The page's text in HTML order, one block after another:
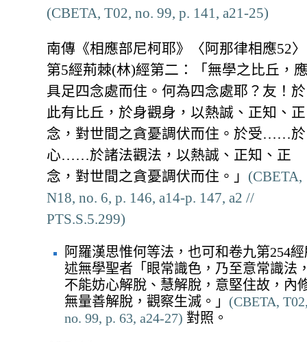
(CBETA, T02, no. 99, p. 141, a21-25)
南傳《相應部尼柯耶》〈阿那律相應52〉
第5經荊棘(林)經第二：「無學之比丘，
具足四念處而住。何為四念處耶？友！於
此有比丘，於身觀身，以熱誠、正知、正
念，對世間之貪憂調伏而住。於受……於
心……於諸法觀法，以熱誠、正知、正
念，對世間之貪憂調伏而住。」 (CBETA,
N18, no. 6, p. 146, a14-p. 147, a2 //
PTS.S.5.299)
阿羅漢思惟何等法，也可和卷九第254
述無學聖者「眼常識色，乃至意常識法
不能妨心解脫、慧解脫，意堅住故，內
無量善解脫，觀察生滅。」 (CBETA,
no. 99, p. 63, a24-27) 對照。